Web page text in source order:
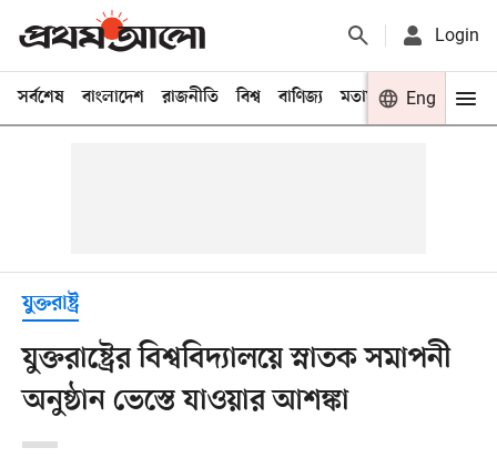
Login
সর্বশেষ বাংলাদেশ রাজনীতি বিশ্ব বাণিজ্য মতামত খেলা
Eng
যুক্তরাষ্ট্র
যুক্তরাষ্ট্রের বিশ্ববিদ্যালয়ে স্নাতক সমাপনী
অনুষ্ঠান ভেস্তে যাওয়ার আশঙ্কা